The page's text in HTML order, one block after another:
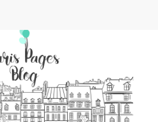
pages